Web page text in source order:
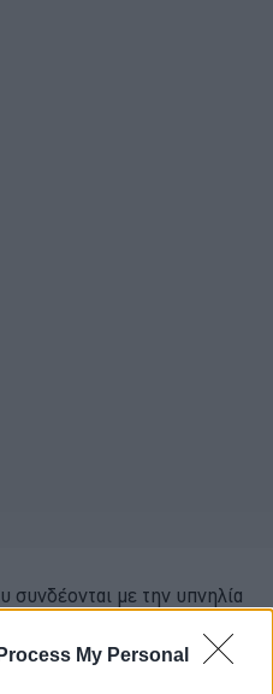
My Personal
συνδέονται με την υπνηλία
της έρευνας του
. Όσον αφορά στην